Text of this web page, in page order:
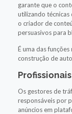
garante que o
utilizando técnicas
o criador de
persuasivos para
É uma das
construção de
Os gestores de
responsáveis por
anúncios em